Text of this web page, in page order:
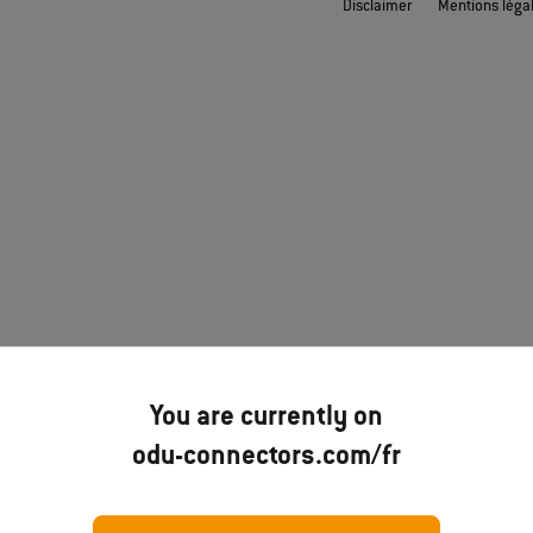
You are currently on
odu-connectors.com/fr
Disclaimer Mentions